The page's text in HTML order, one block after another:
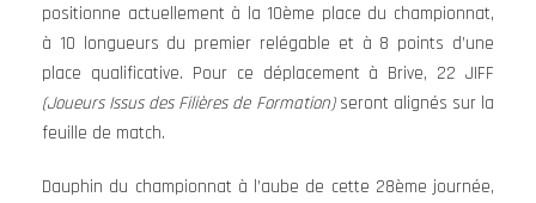
positionne actuellement à la 10ème place du championnat,
à 10 longueurs du premier relégable et à 8 points d’une
place qualificative. Pour ce déplacement à Brive, 22 JIFF
(Joueurs Issus des Filières de Formation) seront alignés sur la
feuille de match.
Dauphin du championnat à l’aube de cette 28ème journée,